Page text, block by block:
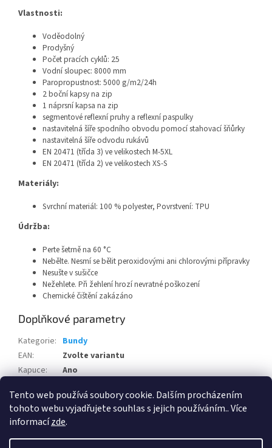
Tento web používá soubory cookie. Dalším procházením
tohoto webu vyjadřujete souhlas s jejich používáním.. Více
informacízde.
Vlastnosti:
Voděodolný
Prodyšný
Počet pracích cyklů: 25
Vodní sloupec: 8000 mm
Paropropustnost: 5000 g/m2/24h
2 boční kapsy na zip
1 náprsní kapsa na zip
segmentové reflexní pruhy a reflexní paspulky
nastavitelná šíře spodního obvodu pomocí stahovací šňůrky
nastavitelná šíře odvodu rukávů
EN 20471 (třída 3) ve velikostech M-5XL
EN 20471 (třída 2) ve velikostech XS-S
Materiály:
Svrchní materiál: 100 % polyester, Povrstvení: TPU
Údržba:
Perte šetrně na 60 °C
Nebělte. Nesmí se bělit peroxidovými ani chlorovými přípravky
Nesušte v sušičce
Nežehlete. Při žehlení hrozí nevratné poškození
Chemické čištění zakázáno
Doplňkové parametry
Kategorie: Bundy
EAN:
Zvolte variantu
Kapuce:
Ano